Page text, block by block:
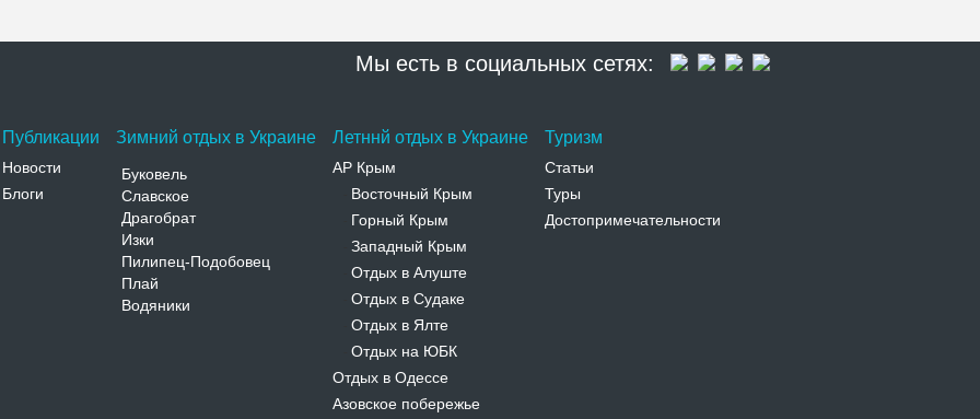
Мы есть в социальных сетях:
Публикации
Новости
Блоги
Зимний отдых в Украине
Буковель
Славское
Драгобрат
Изки
Пилипец-Подобовец
Плай
Водяники
Летннй отдых в Украине
АР Крым
Восточный Крым
Горный Крым
Западный Крым
Отдых в Алуште
Отдых в Судаке
Отдых в Ялте
Отдых на ЮБК
Отдых в Одессе
Азовское побережье
Туризм
Статьи
Туры
Достопримечательности